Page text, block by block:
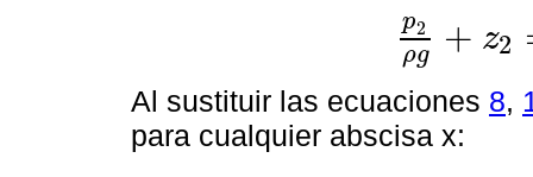
p2
ρg + z2
p2ρg z2=H 2;m
Al sustituir las ecuaciones 8,
para cualquier abscisa x: